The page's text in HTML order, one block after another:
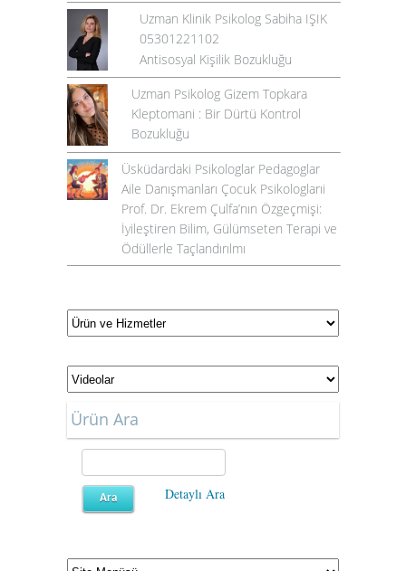
Uzman Klinik Psikolog Sabiha IŞIK
05301221102
Antisosyal Kişilik Bozukluğu
Uzman Psikolog Gizem Topkara
Kleptomani : Bir Dürtü Kontrol
Bozukluğu
Üsküdardaki Psikologlar Pedagoglar
Aile Danışmanları Çocuk Psikologlarıi
Prof. Dr. Ekrem Çulfa’nın Özgeçmişi:
İyileştiren Bilim, Gülümseten Terapi ve
Ödüllerle Taçlandırılmı
Ürün Ara
Detaylı Ara